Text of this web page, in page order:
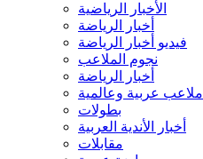
الأخبار الرياضية
أخبار الرياضة
فيديو أخبار الرياضة
نجوم الملاعب
أخبار الرياضة
ملاعب عربية وعالمية
بطولات
أخبار الأندية العربية
مقابلات